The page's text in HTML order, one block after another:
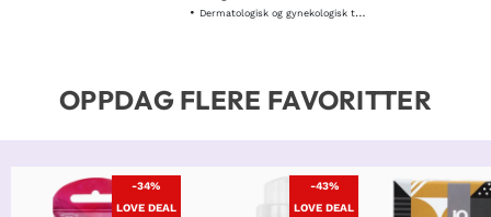
Dermatologisk og gynekologisk testet
OPPDAG FLERE FAVORITTER
-34%
LOVE DEAL
-43%
LOVE DEAL